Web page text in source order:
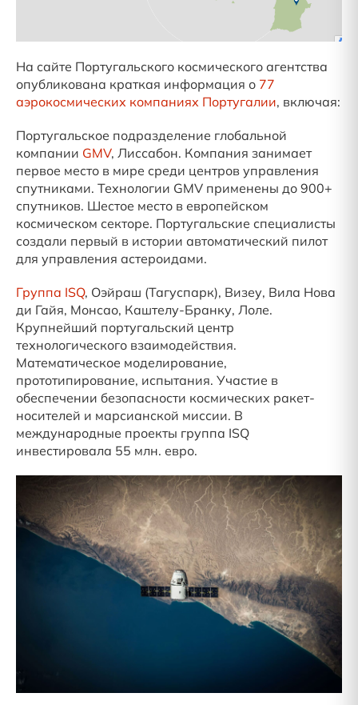
На сайте Португальского космического агентства
опубликована краткая информация о 77
аэрокосмических компаниях Португалии, включая:
Португальское подразделение глобальной
компании GMV, Лиссабон. Компания занимает
первое место в мире среди центров управления
спутниками. Технологии GMV применены до 900+
спутников. Шестое место в европейском
космическом секторе. Португальские специалисты
создали первый в истории автоматический пилот
для управления астероидами.
Группа ISQ, Оэйраш (Тагуспарк), Визеу, Вила Нова
ди Гайя, Монсао, Каштелу-Бранку, Лоле.
Крупнейший португальский центр
технологического взаимодействия.
Математическое моделирование,
прототипирование, испытания. Участие в
обеспечении безопасности космических ракет-
носителей и марсианской миссии. В
международные проекты группа ISQ
инвестировала 55 млн. евро.